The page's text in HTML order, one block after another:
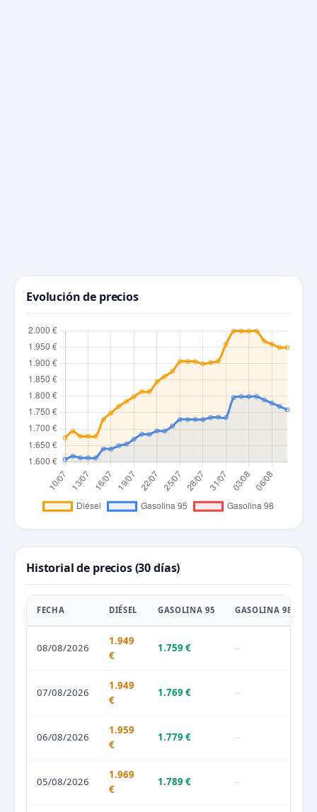
Evolución de precios
Historial de precios (30 días)
FECHA DIÉSEL GASOLINA 95 GASOLINA 98
08/08/2026
1.949
€
1.759 € –
07/08/2026
1.949
€
1.769 € –
06/08/2026
1.959
€
1.779 € –
05/08/2026
1.969
€
1.789 € –